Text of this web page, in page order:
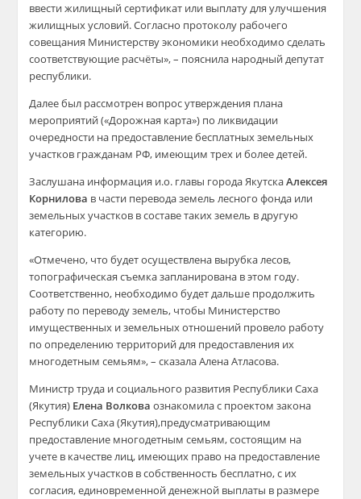
ввести жилищный сертификат или выплату для улучшения
жилищных условий. Согласно протоколу рабочего
совещания Министерству экономики необходимо сделать
соответствующие расчёты», – пояснила народный депутат
республики.
Далее был рассмотрен вопрос утверждения плана
мероприятий («Дорожная карта») по ликвидации
очередности на предоставление бесплатных земельных
участков гражданам РФ, имеющим трех и более детей.
Заслушана информация и.о. главы города ЯкутскаАлексея
Корнилова в части перевода земель лесного фонда или
земельных участков в составе таких земель в другую
категорию.
«Отмечено, что будет осуществлена вырубка лесов,
топографическая съемка запланирована в этом году.
Соответственно, необходимо будет дальше продолжить
работу по переводу земель, чтобы Министерство
имущественных и земельных отношений провело работу
по определению территорий для предоставления их
многодетным семьям», – сказала Алена Атласова.
Министр труда и социального развития Республики Саха
(Якутия) Елена Волкова ознакомила с проектом закона
Республики Саха (Якутия),предусматривающим
предоставление многодетным семьям, состоящим на
учете в качестве лиц, имеющих право на предоставление
земельных участков в собственность бесплатно, с их
согласия, единовременной денежной выплаты в размере